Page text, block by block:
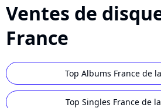
Ventes de
France
Top Albums France de
Top Singles France de